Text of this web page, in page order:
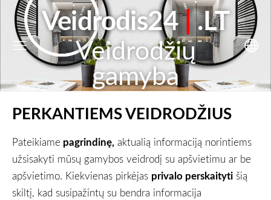
Veidrodis24|.LT
Veidrodžių
gamyba
PERKANTIEMS VEIDRODŽIUS
Pateikiame pagrindinę, aktualią informaciją norintiems
užsisakyti mūsų gamybos veidrodį su apšvietimu ar be
apšvietimo. Kiekvienas pirkėjas privalo perskaityti šią
skiltį, kad susipažintų su bendra informacija